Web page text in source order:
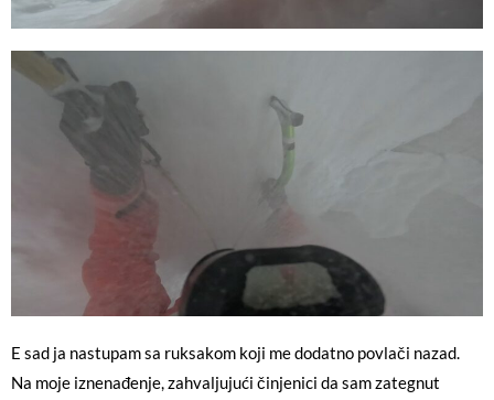
E sad ja nastupam sa ruksakom koji me dodatno povlači nazad.
Na moje iznenađenje, zahvaljujući činjenici da sam zategnut